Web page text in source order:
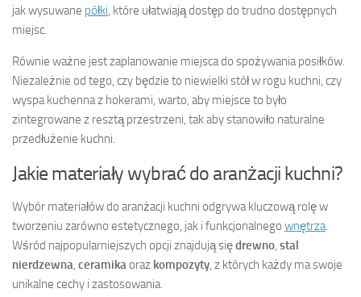
jak wysuwane półki, które ułatwiają dostęp do trudno dostępnych
miejsc.
Równie ważne jest zaplanowanie miejsca do spożywania posiłków.
Niezależnie od tego, czy będzie to niewielki stół w rogu kuchni, czy
wyspa kuchenna z hokerami, warto, aby miejsce to było
zintegrowane z resztą przestrzeni, tak aby stanowiło naturalne
przedłużenie kuchni.
Jakie materiały wybrać do aranżacji kuchni?
Wybór materiałów do aranżacji kuchni odgrywa kluczową rolę w
tworzeniu zarówno estetycznego, jak i funkcjonalnego wnętrza.
Wśród najpopularniejszych opcji znajdują siędrewno, stal
nierdzewna, ceramikaoraz kompozyty, z których każdy ma swoje
unikalne cechy i zastosowania.